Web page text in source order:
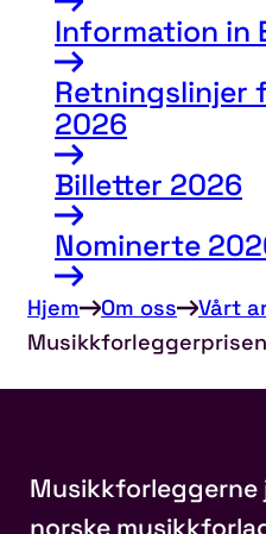
Information in
Retningslinjer
2026
Billetter 2026
Nominerte
Hjem Om oss
Vårt
Musikkforleggerprisen
Musikkforleggerne